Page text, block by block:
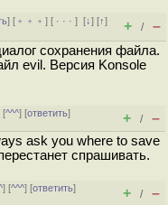
] [ ﹢﹢﹢] [ · · ·][↓] [↑]
+ / –
сохранения файла.
evil. Версия Konsole
[^^^] [ответить]
+ / –
ask you where to save
спрашивать.
] [^^^] [ответить]
+ / –